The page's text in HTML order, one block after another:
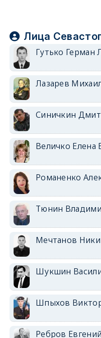
Лица
Гутько Герман
Лазарев
Синичкин
Величко Елена
Романенко
Тюнин
Мечтанов
Шукшин
Шпыхов
Ребров